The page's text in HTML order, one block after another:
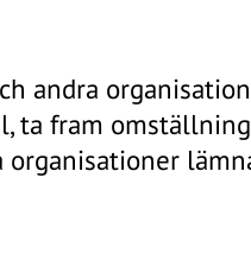
andra
ta fram
organisationer